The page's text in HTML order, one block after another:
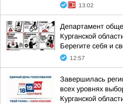
13:02
Департамент
Курганской
Берегите себя и
12:57
Завершилась
всех уровнях
Курганской